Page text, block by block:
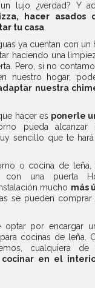
lujo ¿verdad? Y
hacer asados
tu casa.
ya cuentan con
haciendo una
Pero, si no
nuestro hogar,
nuestra
hacer es ponerle
pueda alcanzar
sencillo que te
o cocina de leña,
con una puerta
mucho más
se pueden comprar
por encargar
cocinas de leña.
cualquiera
en el